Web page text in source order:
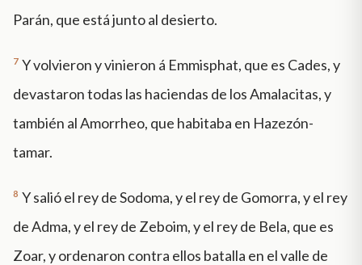
Parán, que está junto al desierto.
7 Y volvieron y vinieron á Emmisphat, que es Cades, y
devastaron todas las haciendas de los Amalacitas, y
también al Amorrheo, que habitaba en Hazezón-
tamar.
8 Y salió el rey de Sodoma, y el rey de Gomorra, y el rey
de Adma, y el rey de Zeboim, y el rey de Bela, que es
Zoar, y ordenaron contra ellos batalla en el valle de